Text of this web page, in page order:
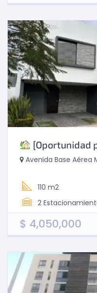
[Oportunidad para Inversionistas]
Avenida Base Aérea
110 m2
2
$ 4,050,000